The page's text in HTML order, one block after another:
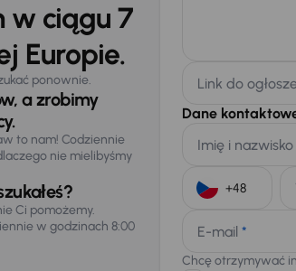
w ciągu 7
Europie.
ponownie.
a zrobimy
to nam! Codziennie
nie mielibyśmy
Ci pomożemy.
w godzinach 8:00
Link do
Dane
Imię i nazwisko
E-mail *
Chcę otrzymywać